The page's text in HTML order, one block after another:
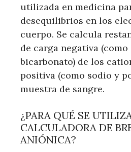
utilizada en medicina
desequilibrios en los
cuerpo. Se calcula
de carga negativa
bicarbonato) de los
positiva (como sodio y
muestra de sangre.
¿PARA QUÉ SE
CALCULADORA DE
ANIÓNICA?